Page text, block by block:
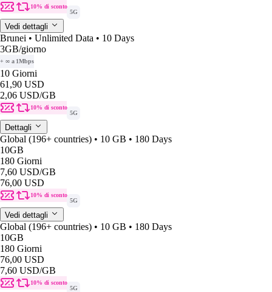
10% di sconto
5G
Vedi dettagli
Brunei • Unlimited Data • 10 Days
3GB/giorno
+ ∞ a 1Mbps
10 Giorni
61,90 USD
2,06 USD/GB
10% di sconto
5G
Dettagli
Global (196+ countries) • 10 GB • 180 Days
10GB
180 Giorni
7,60 USD/GB
76,00 USD
10% di sconto
5G
Vedi dettagli
Global (196+ countries) • 10 GB • 180 Days
10GB
180 Giorni
76,00 USD
7,60 USD/GB
10% di sconto
5G